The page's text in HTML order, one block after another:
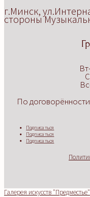
г.Минск,
стороны
По
Подписаться
Подписаться
Подписаться
Галерея искусств "Предместье"